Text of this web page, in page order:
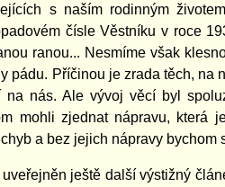
s naším rodinným
čísle Věstníku v roce
ranou... Nesmíme však
pádu. Příčinou je zrada těch, na
na nás. Ale vývoj věcí byl
mohli zjednat nápravu, která
a bez jejich nápravy
ještě další výstižný